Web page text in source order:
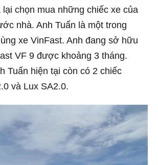
lại chọn mua những chiếc xe của
nhà. Anh Tuấn là một trong
xe VinFast. Anh đang sở hữu
VF 9 được khoảng 3 tháng.
Tuấn hiện tại còn có 2 chiếc
và Lux SA2.0.